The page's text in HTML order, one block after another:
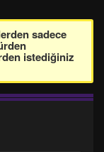
sadece
istediğiniz